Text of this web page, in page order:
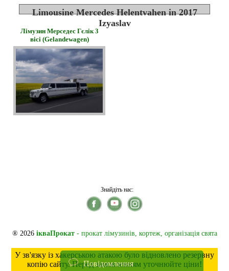
Limousine Mercedes Helentvahen in 2017
Izyaslav
Лімузин Мерседес Гєлік 3
вісі (Gelandewagen)
Знайдіть нас:
® 2026 ікваПрокат- прокат лімузинів, кортеж, організація свята
У зв'язку із хакерською атакою було відновлено резервну
копію сайту. Перед замовленням уточнюйте ціни!
Повідомлення